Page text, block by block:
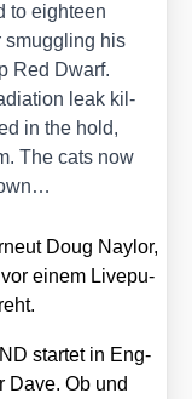
to eigh­te­en
smugg­ling his
Red Dwarf.
leak kil­
in the hold,
The cats now
Doug Nay­lor,
einem Liv­e­pu­
star­tet in Eng­
Dave. Ob und